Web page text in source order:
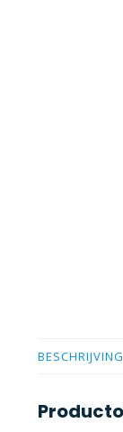
BESCHRIJVING